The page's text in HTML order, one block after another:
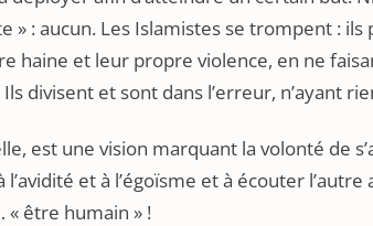
» : aucun. Les Islamistes se trompent :
haine et leur propre violence, en ne
divisent et sont dans l’erreur, n’ayant
est une vision marquant la volonté de
l’avidité et à l’égoïsme et à écouter
être humain » !